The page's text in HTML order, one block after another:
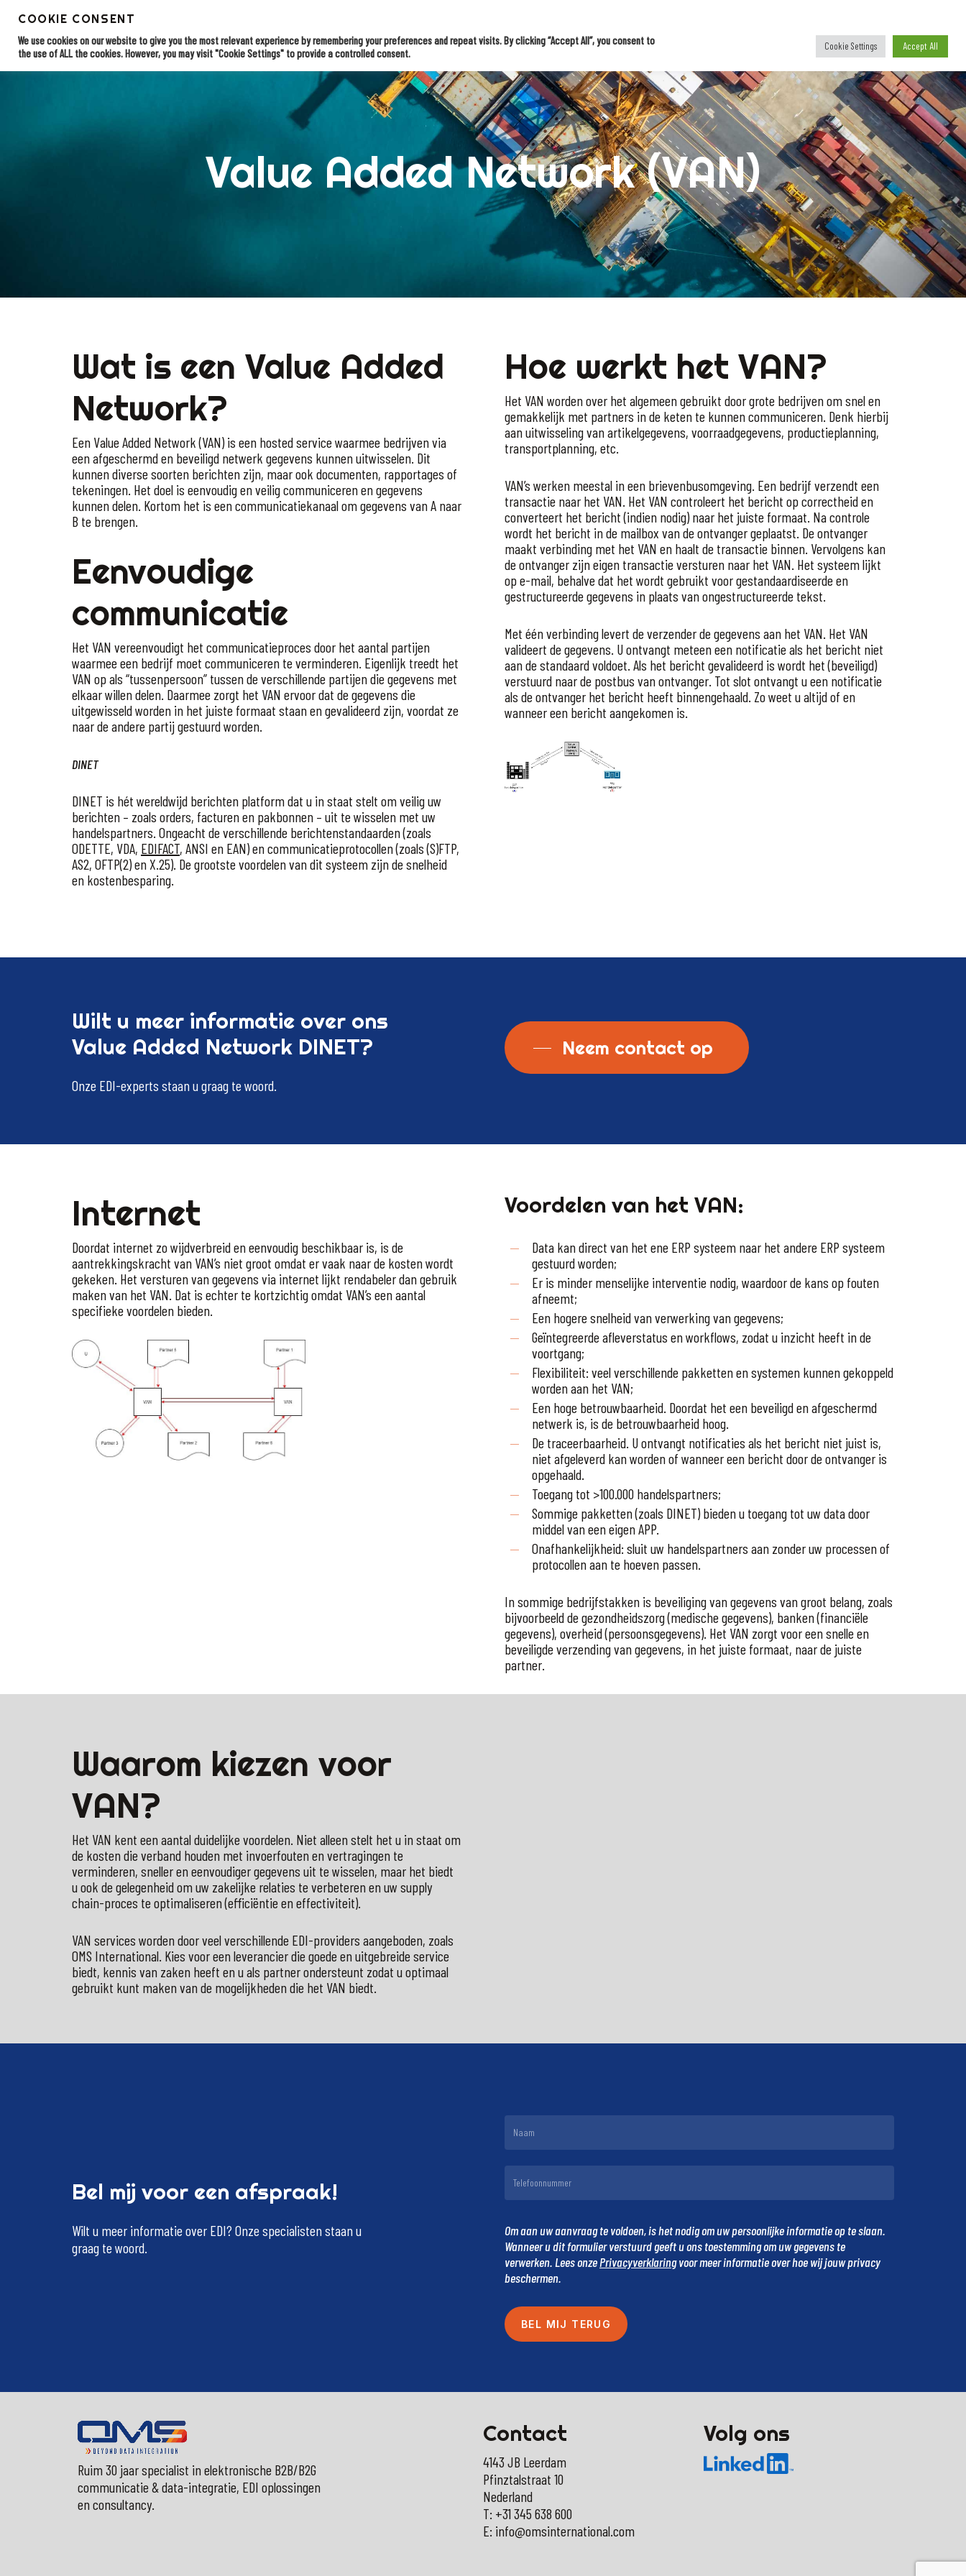
main
content
Value Added Network (VAN)
Wat is een Value Added
Network?
Een Value Added Network (VAN) is een hosted service waarmee bedrijven via
een afgeschermd en beveiligd netwerk gegevens kunnen uitwisselen. Dit
kunnen diverse soorten berichten zijn, maar ook documenten, rapportages of
tekeningen. Het doel is eenvoudig en veilig communiceren en gegevens
kunnen delen. Kortom het is een communicatiekanaal om gegevens van A naar
B te brengen.
Eenvoudige
communicatie
Het VAN vereenvoudigt het communicatieproces door het aantal partijen
waarmee een bedrijf moet communiceren te verminderen. Eigenlijk treedt het
VAN op als “tussenpersoon” tussen de verschillende partijen die gegevens met
elkaar willen delen. Daarmee zorgt het VAN ervoor dat de gegevens die
uitgewisseld worden in het juiste formaat staan en gevalideerd zijn, voordat ze
naar de andere partij gestuurd worden.
DINET
DINET is hét wereldwijd berichten platform dat u in staat stelt om veilig uw
berichten – zoals orders, facturen en pakbonnen – uit te wisselen met uw
handelspartners. Ongeacht de verschillende berichtenstandaarden (zoals
ODETTE, VDA, EDIFACT, ANSI en EAN) en communicatieprotocollen (zoals (S)FTP,
AS2, OFTP(2) en X.25). De grootste voordelen van dit systeem zijn de snelheid
en kostenbesparing.
Hoe werkt het VAN?
Het VAN worden over het algemeen gebruikt door grote bedrijven om snel en
gemakkelijk met partners in de keten te kunnen communiceren. Denk hierbij
aan uitwisseling van artikelgegevens, voorraadgegevens, productieplanning,
transportplanning, etc.
VAN’s werken meestal in een brievenbusomgeving. Een bedrijf verzendt een
transactie naar het VAN. Het VAN controleert het bericht op correctheid en
converteert het bericht (indien nodig) naar het juiste formaat. Na controle
wordt het bericht in de mailbox van de ontvanger geplaatst. De ontvanger
maakt verbinding met het VAN en haalt de transactie binnen. Vervolgens kan
de ontvanger zijn eigen transactie versturen naar het VAN. Het systeem lijkt
op e-mail, behalve dat het wordt gebruikt voor gestandaardiseerde en
gestructureerde gegevens in plaats van ongestructureerde tekst.
Met één verbinding levert de verzender de gegevens aan het VAN. Het VAN
valideert de gegevens. U ontvangt meteen een notificatie als het bericht niet
aan de standaard voldoet. Als het bericht gevalideerd is wordt het (beveiligd)
verstuurd naar de postbus van ontvanger. Tot slot ontvangt u een notificatie
als de ontvanger het bericht heeft binnengehaald. Zo weet u altijd of en
wanneer een bericht aangekomen is.
Wilt u meer informatie over ons
Value Added Network DINET?
Onze EDI-experts staanugraag tewoord.
Neem contact op
Internet
Doordat internet zo wijdverbreid en eenvoudig beschikbaar is, is de
aantrekkingskracht van VAN’s niet groot omdat er vaak naar de kosten wordt
gekeken. Het versturen van gegevens via internet lijkt rendabeler dan gebruik
maken van het VAN. Dat is echter te kortzichtig omdat VAN’s een aantal
specifieke voordelen bieden.
Voordelen van het VAN:
Data kan direct van het ene ERP systeem naar het andere ERP systeem
gestuurd worden;
Er is minder menselijke interventie nodig, waardoor de kans op fouten
afneemt;
Een hogere snelheid van verwerking van gegevens;
Geïntegreerde afleverstatus en workflows, zodat u inzicht heeft in de
voortgang;
Flexibiliteit: veel verschillende pakketten en systemen kunnen gekoppeld
worden aan het VAN;
Een hoge betrouwbaarheid. Doordat het een beveiligd en afgeschermd
netwerk is, is de betrouwbaarheid hoog.
De traceerbaarheid. U ontvangt notificaties als het bericht niet juist is,
niet afgeleverd kan worden of wanneer een bericht door de ontvanger is
opgehaald.
Toegang tot >100.000 handelspartners;
Sommige pakketten (zoals DINET) bieden u toegang tot uw data door
middel van een eigen APP.
Onafhankelijkheid: sluit uw handelspartners aan zonder uw processen of
protocollen aan te hoeven passen.
In sommige bedrijfstakken is beveiliging van gegevens van groot belang, zoals
bijvoorbeeld de gezondheidszorg (medische gegevens), banken (financiële
gegevens), overheid (persoonsgegevens). Het VAN zorgt voor een snelle en
beveiligde verzending van gegevens, in het juiste formaat, naar de juiste
partner.
Waarom kiezen voor
VAN?
Het VAN kent een aantal duidelijke voordelen. Niet alleen stelt het u in staat om
de kosten die verband houden met invoerfouten en vertragingen te
verminderen, sneller en eenvoudiger gegevens uit te wisselen, maar het biedt
u ook de gelegenheid om uw zakelijke relaties te verbeteren en uw supply
chain-proces te optimaliseren (efficiëntie en effectiviteit).
VAN services worden door veel verschillende EDI-providers aangeboden, zoals
OMS International. Kies voor een leverancier die goede en uitgebreide service
biedt, kennis van zaken heeft en u als partner ondersteunt zodat u optimaal
gebruikt kunt maken van de mogelijkheden die het VAN biedt.
Bel mij voor een afspraak!
Wilt u meer informatieover EDI? Onzespecialistenstaanu
graag tewoord.
Om aan uw aanvraag te voldoen, is het nodig om uw persoonlijke informatie op te slaan.
Wanneer u dit formulier verstuurd geeft u ons toestemming om uw gegevens te
verwerken. Lees onzePrivacyverklaringvoor meer informatie over hoe wij jouw privacy
beschermen.
Ruim 30 jaar specialist in elektronische B2B/B2G
communicatie & data-integratie, EDI oplossingen
en consultancy.
Contact
4143 JB Leerdam
Pfinztalstraat 10
Nederland
T: +31 345 638 600
E: info@omsinternational.com
Volg ons
COOKIE CONSENT
We use cookies on our website to give you the most relevant experience by remembering your preferences and repeat visits. By clicking “Accept All”, you consent to
the use of ALL the cookies. However, you may visit "Cookie Settings" to provide a controlled consent.
Cookie Settings Accept All